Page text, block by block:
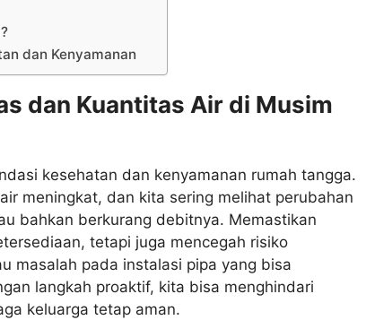
dan Kenyamanan
dan Kuantitas Air di Musim
kesehatan dan kenyamanan rumah tangga.
meningkat, dan kita sering melihat perubahan
bahkan berkurang debitnya. Memastikan
tetapi juga mencegah risiko
masalah pada instalasi pipa yang bisa
langkah proaktif, kita bisa menghindari
keluarga tetap aman.